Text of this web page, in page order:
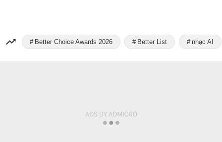
Better Choice Awards 2026 Better List nhạc AI